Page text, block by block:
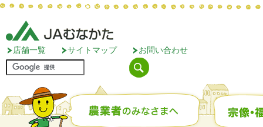
店舗一覧 サイトマップ お問い合わせ